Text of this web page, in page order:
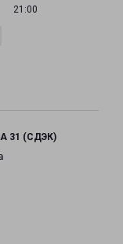
21:00
31 (СДЭК)